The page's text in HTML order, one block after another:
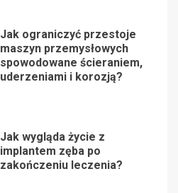
Jak ograniczyć przestoje
maszyn przemysłowych
spowodowane ścieraniem,
uderzeniami i korozją?
Jak wygląda życie z
implantem zęba po
zakończeniu leczenia?